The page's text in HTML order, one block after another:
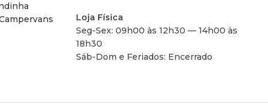
Loja Física
Seg-Sex: 09h00 às 12h30 — 14h00 às
18h30
Sáb-Dom e Feriados: Encerrado